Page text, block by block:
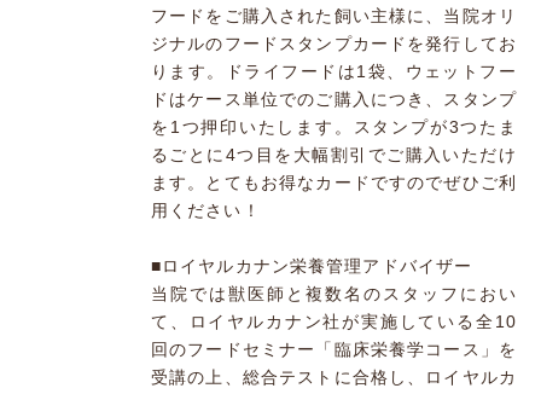
フードをご購入された飼い主様に、当院オリ
ジナルのフードスタンプカードを発行してお
ります。ドライフードは1袋、ウェットフー
ドはケース単位でのご購入につき、スタンプ
を1つ押印いたします。スタンプが3つたま
るごとに4つ目を大幅割引でご購入いただけ
ます。とてもお得なカードですのでぜひご利
用ください！
■ロイヤルカナン栄養管理アドバイザー
当院では獣医師と複数名のスタッフにおい
て、ロイヤルカナン社が実施している全10
回のフードセミナー「臨床栄養学コース」を
受講の上、総合テストに合格し、ロイヤルカ